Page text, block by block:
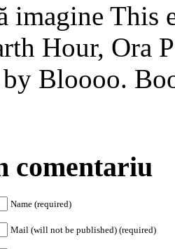
This
Hour, Ora
by Bloooo.
comentariu
Name (required)
Mail (will not be published) (required)